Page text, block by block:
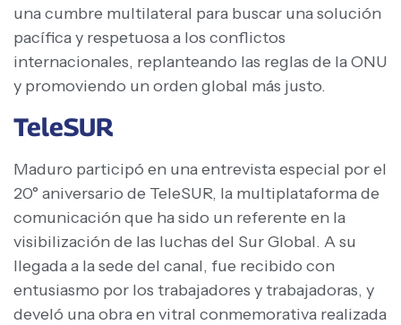
una cumbre multilateral para buscar una solución
pacífica y respetuosa a los conflictos
internacionales, replanteando las reglas de la ONU
y promoviendo un orden global más justo.
TeleSUR
Maduro participó en una entrevista especial por el
20° aniversario de TeleSUR, la multiplataforma de
comunicación que ha sido un referente en la
visibilización de las luchas del Sur Global. A su
llegada a la sede del canal, fue recibido con
entusiasmo por los trabajadores y trabajadoras, y
develó una obra en vitral conmemorativa realizada